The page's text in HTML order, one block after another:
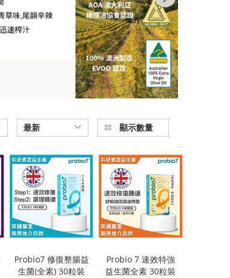
顯示數量
最新
Probio7 修復整腸益
生菌(全素) 30粒裝
Probio 7 速效特強
益生菌全素 30粒裝